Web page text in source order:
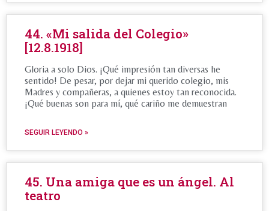
44. «Mi salida del Colegio»
[12.8.1918]
Gloria a solo Dios. ¡Qué impresión tan diversas he
sentido! De pesar, por dejar mi querido colegio, mis
Madres y compañeras, a quienes estoy tan reconocida.
¡Qué buenas son para mí, qué cariño me demuestran
SEGUIR LEYENDO »
45. Una amiga que es un ángel. Al
teatro